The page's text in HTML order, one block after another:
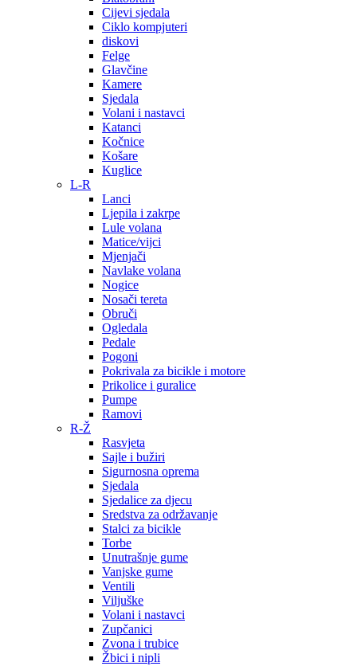
Cijevi sjedala
Ciklo kompjuteri
diskovi
Felge
Glavčine
Kamere
Sjedala
Volani i nastavci
Katanci
Kočnice
Košare
Kuglice
L-R
Lanci
Ljepila i zakrpe
Lule volana
Matice/vijci
Mjenjači
Navlake volana
Nogice
Nosači tereta
Obruči
Ogledala
Pedale
Pogoni
Pokrivala za bicikle i motore
Prikolice i guralice
Pumpe
Ramovi
R-Ž
Rasvjeta
Sajle i bužiri
Sigurnosna oprema
Sjedala
Sjedalice za djecu
Sredstva za održavanje
Stalci za bicikle
Torbe
Unutrašnje gume
Vanjske gume
Ventili
Viljuške
Volani i nastavci
Zupčanici
Zvona i trubice
Žbici i nipli